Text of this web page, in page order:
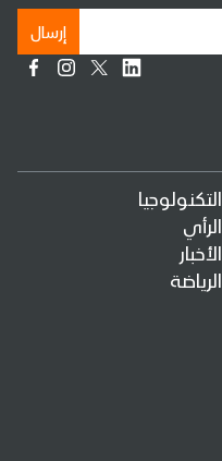
التكنولوجيا
الرأي
الأخبار
الرياضة
إرسال